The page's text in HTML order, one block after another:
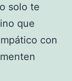
solo te
que
con